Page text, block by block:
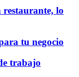
lo
tu negocio
trabajo